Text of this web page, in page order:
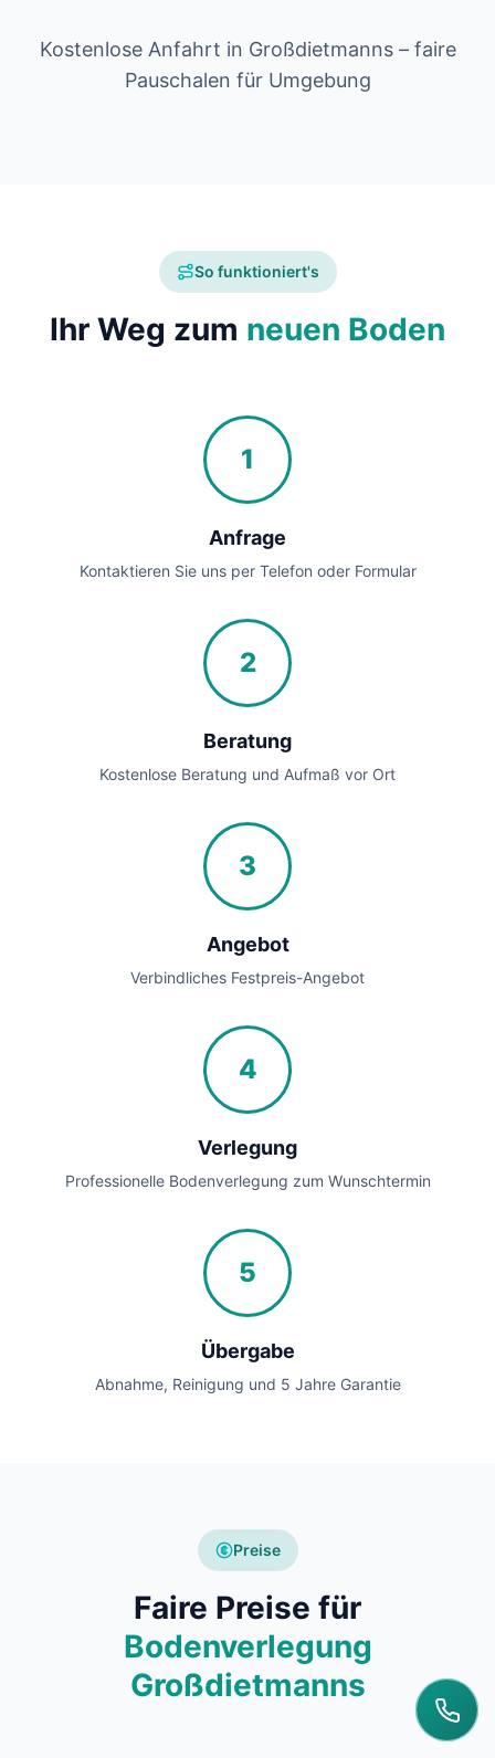
Kostenlose Anfahrt in Großdietmanns – faire
Pauschalen für Umgebung
So funktioniert's
Ihr Weg zum neuen Boden
1
Anfrage
Kontaktieren Sie uns per Telefon oder Formular
2
Beratung
Kostenlose Beratung und Aufmaß vor Ort
3
Angebot
Verbindliches Festpreis-Angebot
4
Verlegung
Professionelle Bodenverlegung zum Wunschtermin
5
Übergabe
Abnahme, Reinigung und 5 Jahre Garantie
Preise
Faire Preise für
Bodenverlegung
Großdietmanns